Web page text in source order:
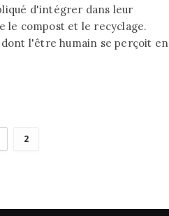
d'intégrer dans leur
le compost et le recyclage.
l'être humain se perçoit en
2